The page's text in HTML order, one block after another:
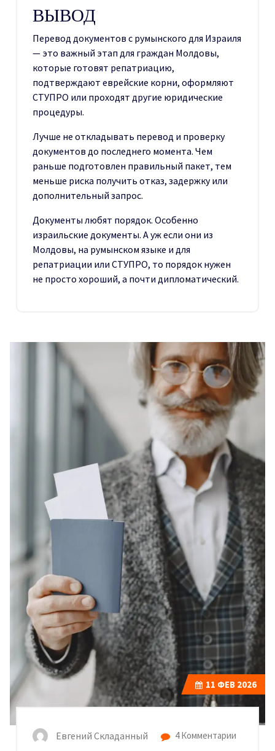
ВЫВОД
Перевод документов с румынского для Израиля
— это важный этап для граждан Молдовы,
которые готовят репатриацию,
подтверждают еврейские корни, оформляют
СТУПРО или проходят другие юридические
процедуры.
Лучше не откладывать перевод и проверку
документов до последнего момента. Чем
раньше подготовлен правильный пакет, тем
меньше риска получить отказ, задержку или
дополнительный запрос.
Документы любят порядок. Особенно
израильские документы. А уж если они из
Молдовы, на румынском языке и для
репатриации или СТУПРО, то порядок нужен
не просто хороший, а почти дипломатический.
11 ФЕВ 2026
Евгений Складанный 4 Комментарии